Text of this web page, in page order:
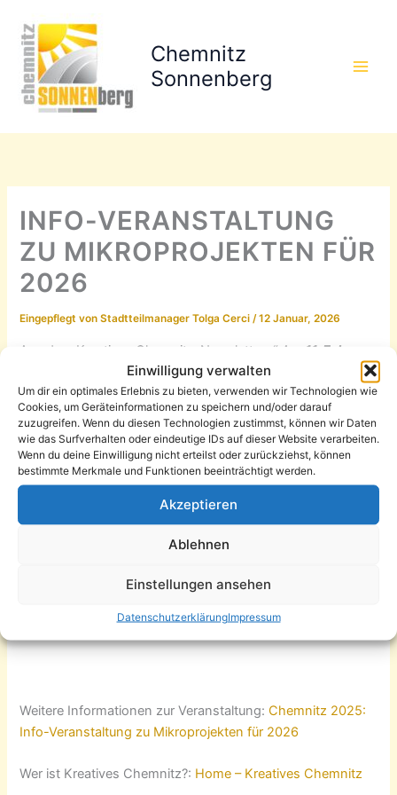
Einwilligung verwalten
Um dir ein optimales Erlebnis zu bieten, verwenden wir Technologien wie
Cookies, um Geräteinformationen zu speichern und/oder darauf
zuzugreifen. Wenn du diesen Technologien zustimmst, können wir Daten
wie das Surfverhalten oder eindeutige IDs auf dieser Website verarbeiten.
Wenn du deine Einwilligung nicht erteilst oder zurückziehst, können
bestimmte Merkmale und Funktionen beeinträchtigt werden.
Akzeptieren
Ablehnen
Einstellungen ansehen
DatenschutzerklärungImpressum
Inhalt
springen
Chemnitz
Sonnenberg
INFO-VERANSTALTUNG
ZU MIKROPROJEKTEN FÜR
2026
Eingepflegt von Stadtteilmanager Tolga Cerci/12 Januar, 2026
Aus dem Kreatives Chemnitz-Newsletter: “ Am 11. Februar
2026 um 18:00 Uhrinformiert dieKulturhauptstadt
Europas Chemnitz 2025 gGmbH in
derHartmannfabriküberOpen Calls für Mikroprojekte im
Brückenjahr 2026. Vorgestellt werden Termine,
Bewerbungsmodalitäten und praktische Hinweise zur
Umsetzung eigener Projektideen.
Das Brückenjahr 2026 verbindet das Kulturhauptstadtjahr
2025 mit zukünftigen kulturellen Entwicklungen in
an eine breite urbane und regionale Öffentlichkeit und
demokratische Beteiligung.Eintritt frei.“
Weitere Informationen zur Veranstaltung:Chemnitz 2025:
Info-Veranstaltung zu Mikroprojekten für 2026
Wer ist Kreatives Chemnitz?: Home – Kreatives Chemnitz